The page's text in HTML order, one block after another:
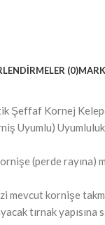
(0)
Şeffaf Kornej
Uyumlu)
(perde
kornişe
tırnak yapısına